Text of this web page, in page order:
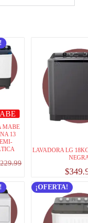
MABE
13
229.99
LAVADORA LG
$
¡OFERTA!